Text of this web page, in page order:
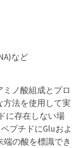
など
ノ酸組成とプロ
方法を使用して実
に存在しない場
プチドにGluおよ
端の酸を標識でき